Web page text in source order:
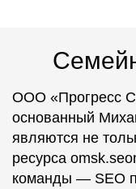
ООО «Прогресс
основанный
являются не
ресурса
команды — SEO